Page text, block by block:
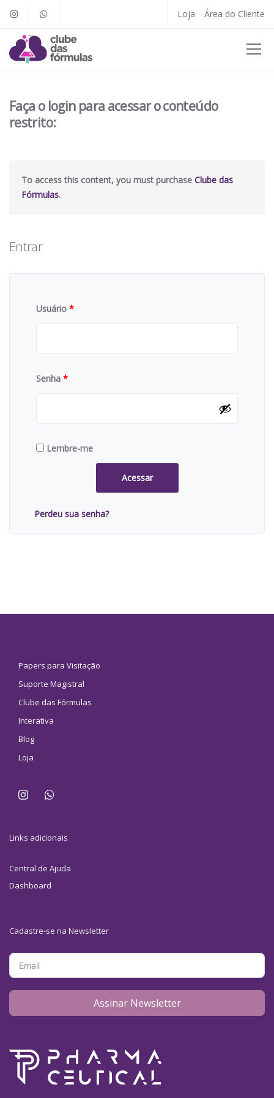
Loja Área do Cliente
Faça o login para acessar o conteúdo
restrito:
To access this content, you must purchase Clube das
Fórmulas.
Entrar
Usuário *
Senha *
Lembre-me
Acessar
Perdeu sua senha?
Papers para Visitação
Suporte Magistral
Clube das Fórmulas
Interativa
Blog
Loja
Links adicionais
Central de Ajuda
Dashboard
Cadastre-se na Newsletter
Assinar Newsletter